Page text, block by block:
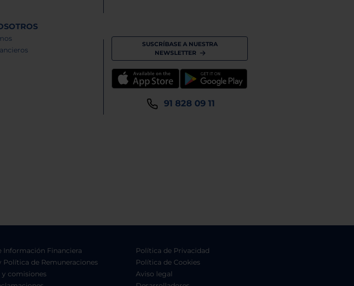
SUSCRÍBASE A NUESTRA
NEWSLETTER
91 828 09 11
Financiera
de Remuneraciones
y comisiones
Política de Privacidad
Política de Cookies
Aviso legal